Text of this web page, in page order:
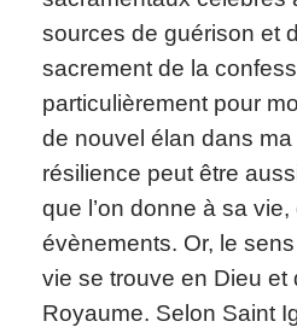
sources de guérison et
sacrement de la
particulièrement pour
de nouvel élan dans
résilience peut être
que l’on donne à sa vie,
évènements. Or, le
vie se trouve en Dieu et
Royaume. Selon Saint